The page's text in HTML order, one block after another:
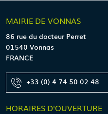
MAIRIE DE VONNAS
86 rue du docteur Perret
01540 Vonnas
FRANCE
+33 (0) 4 74 50 02 48
HORAIRES D'OUVERTURE